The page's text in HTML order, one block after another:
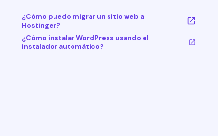
¿Cómo puedo migrar un sitio web a
Hostinger?
¿Cómo instalar WordPress usando el
instalador automático?